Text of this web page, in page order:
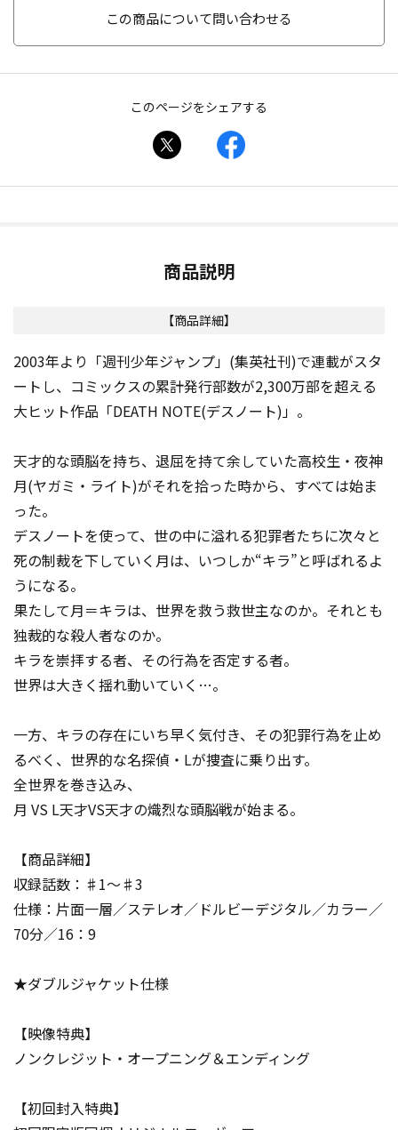
この商品について問い合わせる
このページをシェアする
商品説明
【商品詳細】
2003年より「週刊少年ジャンプ」(集英社刊)で連載がスタ
ートし、コミックスの累計発行部数が2,300万部を超える
大ヒット作品「DEATH NOTE(デスノート)」。
天才的な頭脳を持ち、退屈を持て余していた高校生・夜神
月(ヤガミ・ライト)がそれを拾った時から、すべては始ま
った。
デスノートを使って、世の中に溢れる犯罪者たちに次々と
死の制裁を下していく月は、いつしか“キラ”と呼ばれるよ
うになる。
果たして月＝キラは、世界を救う救世主なのか。それとも
独裁的な殺人者なのか。
キラを崇拝する者、その行為を否定する者。
世界は大きく揺れ動いていく…。
一方、キラの存在にいち早く気付き、その犯罪行為を止め
るべく、世界的な名探偵・Lが捜査に乗り出す。
全世界を巻き込み、
月 VS L――天才VS天才――の熾烈な頭脳戦が始まる――。
【商品詳細】
収録話数：♯1～♯3
仕様：片面一層／ステレオ／ドルビーデジタル／カラー／
70分／16：9
★ダブルジャケット仕様
【映像特典】
ノンクレジット・オープニング＆エンディング
【初回封入特典】